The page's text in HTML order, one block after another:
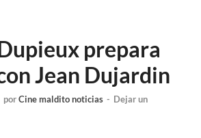
prepara
Jean Dujardin
porCine maldito noticias - Dejar un